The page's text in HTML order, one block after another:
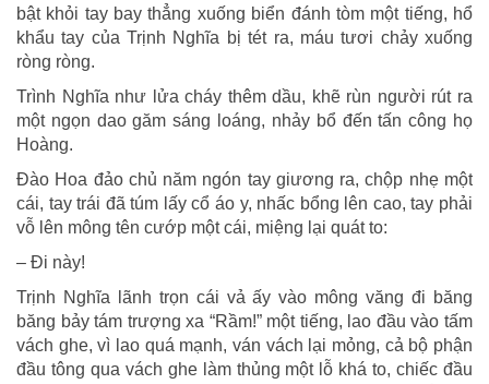
bật khỏi tay bay thẳng xuống biển đánh tòm một tiếng, hổ
khẩu tay của Trịnh Nghĩa bị tét ra, máu tươi chảy xuống
ròng ròng.
Trình Nghĩa như lửa cháy thêm dầu, khẽ rùn người rút ra
một ngọn dao găm sáng loáng, nhảy bổ đến tấn công họ
Hoàng.
Đào Hoa đảo chủ năm ngón tay giương ra, chộp nhẹ một
cái, tay trái đã túm lấy cổ áo y, nhấc bổng lên cao, tay phải
vỗ lên mông tên cướp một cái, miệng lại quát to:
– Đi này!
Trịnh Nghĩa lãnh trọn cái vả ấy vào mông văng đi băng
băng bảy tám trượng xa “Rầm!” một tiếng, lao đầu vào tấm
vách ghe, vì lao quá mạnh, ván vách lại mỏng, cả bộ phận
đầu tông qua vách ghe làm thủng một lỗ khá to, chiếc đầu